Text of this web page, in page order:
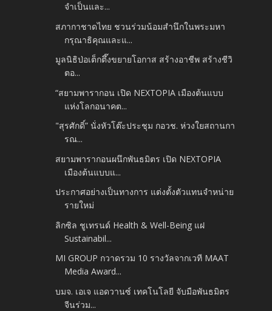
จำเป็นและ...
สภากาชาดไทย ชวนร่วมน้อมสำนึกในพระมหา
กรุณาธิคุณและแ...
มูลนิธิป่อเต็กตึ๊งขยายโอกาส สร้างอาชีพ สร้างชีวิ
ตอ...
“สยามพารากอน เปิด NEXTOPIA เมืองต้นแบบ
แห่งโลกอนาคต...
"สุรศักดิ์” นั่งหัวโต๊ะประชุม กอวช. ห่วงใยสถานกา
รณ...
สยามพารากอนผนึกพันธมิตร เปิด NEXTOPIA
เมืองต้นแบบแ...
ประกาศอย่างเป็นทางการ​ แต่งตั้งตัวแทนจำหน่าย
รายใหม่
ลิกซิล ชูเทรนด์ Health & Well-Being แฝ​
Sustainabil...
MI GROUP กวาดรวม 10 รางวัลจากเวที MAAT
Media Award...
บมจ. เอเจ แอดวานซ์ เทคโนโลยี จับมือพันธมิตร
จีนร่วม...